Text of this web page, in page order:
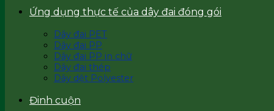
Ứng dụng thực tế của dây đai đóng gói
Dây đai PET
Dây đai PP
Dây đai PP in chữ
Dây đai thép
Dây dệt Polyester
Đinh cuộn